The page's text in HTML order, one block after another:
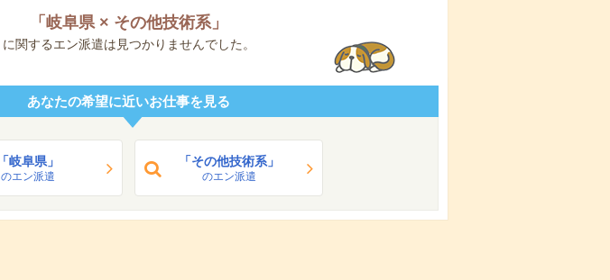
「 岐阜県× その他技術系」
に関するエン派遣は見つかりませんでした。
あなたの希望に近いお仕事を見る
「岐阜県」
のエン派遣
「その他技術系」
のエン派遣